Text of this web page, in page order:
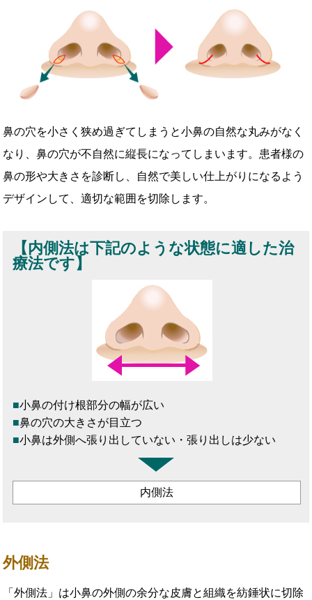
鼻の穴を小さく狭め過ぎてしまうと小鼻の自然な丸みがなく
なり、鼻の穴が不自然に縦長になってしまいます。患者様の
鼻の形や大きさを診断し、自然で美しい仕上がりになるよう
デザインして、適切な範囲を切除します。
【内側法は下記のような状態に適した治
療法です】
小鼻の付け根部分の幅が広い
鼻の穴の大きさが目立つ
小鼻は外側へ張り出していない・張り出しは少ない
内側法
外側法
「外側法」は小鼻の外側の余分な皮膚と組織を紡錘状に切除